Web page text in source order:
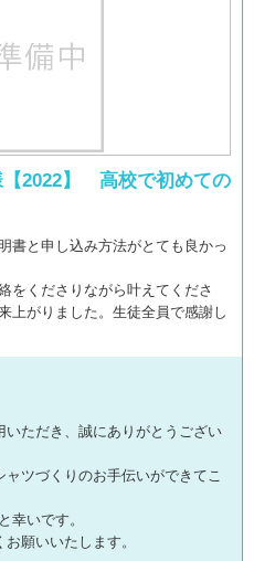
【2022】 高校で初めての
書と申し込み方法がとても良かっ
をくださりながら叶えてくださ
上がりました。生徒全員で感謝し
ただき、誠にありがとうござい
ツづくりのお手伝いができてこ
幸いです。
願いいたします。